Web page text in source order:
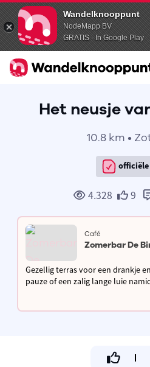
Wandelknooppunt
NodeMapp BV
GRATIS - In Google Play
Het neusje
10.8 km •
4.328 9
Café
Zomerbar De
Gezellig terras voor een drankje
pauze of een zalig lange luie
(14u-19u), zondag en feestdagen